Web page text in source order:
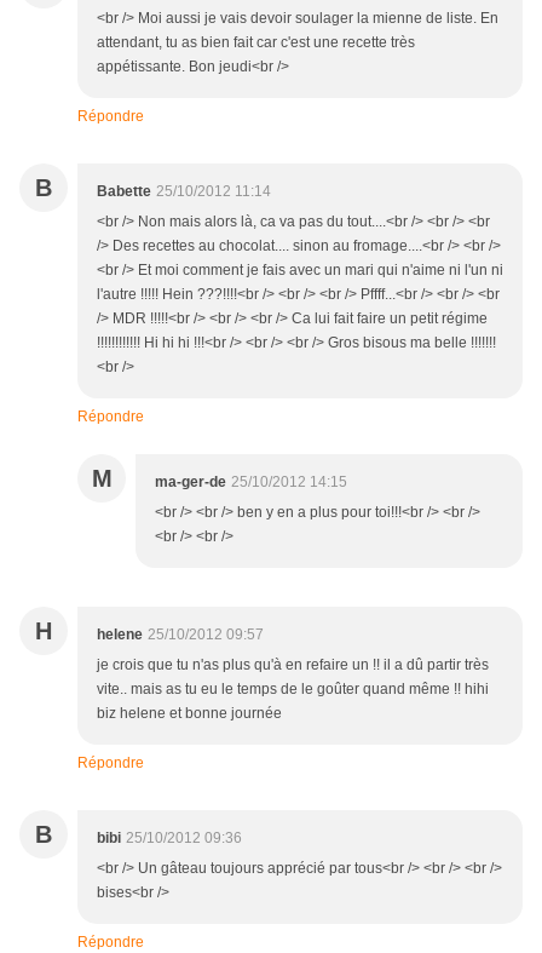
<br /> Moi aussi je vais devoir soulager la mienne de liste. En
attendant, tu as bien fait car c'est une recette très
appétissante. Bon jeudi<br />
Répondre
B Babette 25/10/2012 11:14
<br /> Non mais alors là, ca va pas du tout....<br /> <br /> <br
/> Des recettes au chocolat.... sinon au fromage....<br /> <br />
<br /> Et moi comment je fais avec un mari qui n'aime ni l'un ni
l'autre !!!!! Hein ???!!!!<br /> <br /> <br /> Pffff...<br /> <br /> <br
/> MDR !!!!!<br /> <br /> <br /> Ca lui fait faire un petit régime
!!!!!!!!!!!! Hi hi hi !!!<br /> <br /> <br /> Gros bisous ma belle !!!!!!!
<br />
Répondre
M ma-ger-de 25/10/2012 14:15
<br /> <br /> ben y en a plus pour toi!!!<br /> <br />
<br /> <br />
H helene 25/10/2012 09:57
je crois que tu n'as plus qu'à en refaire un !! il a dû partir très
vite.. mais as tu eu le temps de le goûter quand même !! hihi
biz helene et bonne journée
Répondre
B bibi 25/10/2012 09:36
<br /> Un gâteau toujours apprécié par tous<br /> <br /> <br />
bises<br />
Répondre